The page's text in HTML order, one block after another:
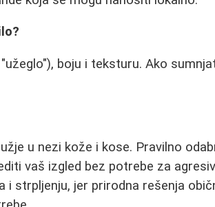
boju i teksturu. Ako
u nezi kože i kose. Pravilno
vaš izgled bez potrebe za
i strpljenju, jer prirodna rešenja